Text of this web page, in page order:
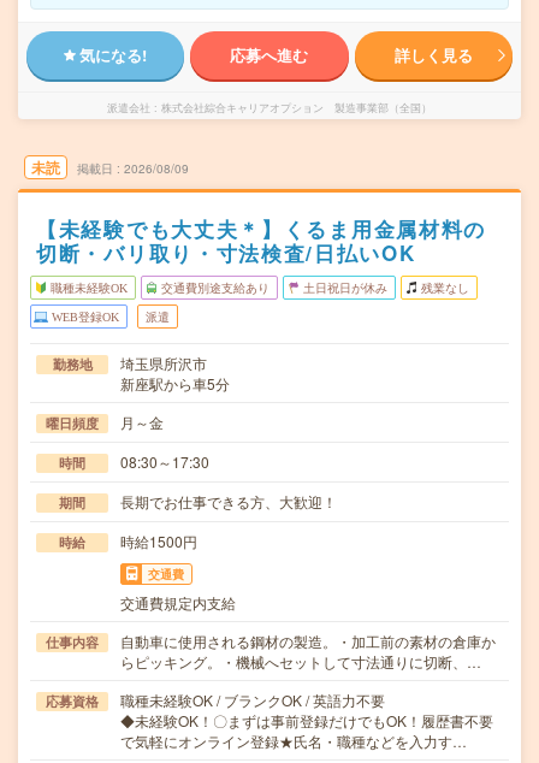
気になる! 応募へ進む 詳しく見る
派遣会社 株式会社綜合キャリアオプション 製造事業部（全国）
未読 掲載日 2026/08/09
【未経験でも大丈夫＊】くるま用金属材料の
切断・バリ取り・寸法検査/日払いOK
職種未経験OK 交通費別途支給あり 土日祝日が休み 残業なし
WEB登録OK 派遣
勤務地
埼玉県所沢市
新座駅から車5分
曜日頻度 月～金
時間 08:30～17:30
期間 長期でお仕事できる方、大歓迎！
時給 時給1500円
交通費
交通費規定内支給
仕事内容
自動車に使用される鋼材の製造。・加工前の素材の倉庫か
らピッキング。・機械へセットして寸法通りに切断、…
応募資格
職種未経験OK / ブランクOK / 英語力不要
◆未経験OK！〇まずは事前登録だけでもOK！履歴書不要
で気軽にオンライン登録★氏名・職種などを入力す…